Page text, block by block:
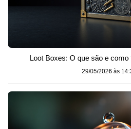
Loot Boxes: O que são e como
29/05/2026 às